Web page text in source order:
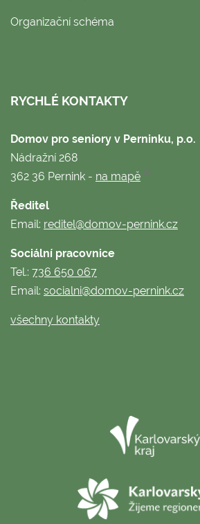
Organizační schéma
RYCHLÉ KONTAKTY
Domov pro seniory v Perninku, p.o.
Nádražní 268
362 36 Pernink - na mapě
Ředitel
Email: reditel@domov-pernink.cz
Sociální pracovnice
Tel.: 736 650 067
Email: socialni@domov-pernink.cz
všechny kontakty